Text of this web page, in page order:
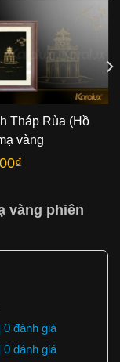
Tháp Rùa (Hồ
vàng
₫
vàng phiên
0 đánh giá
0 đánh giá